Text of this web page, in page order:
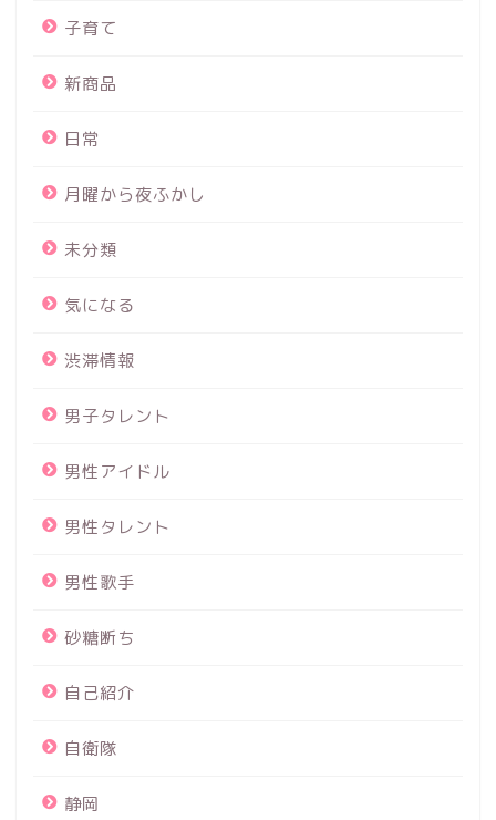
子育て
新商品
日常
月曜から夜ふかし
未分類
気になる
渋滞情報
男子タレント
男性アイドル
男性タレント
男性歌手
砂糖断ち
自己紹介
自衛隊
静岡